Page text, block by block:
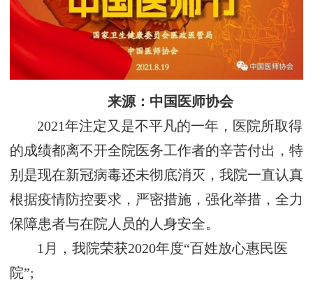
来源：中国医师协会
2021年注定又是不平凡的一年，医院所取得
的成绩都离不开全院医务工作者的辛苦付出，特
别是现在新冠病毒还未彻底消灭，我院一直认真
根据疫情防控要求，严密措施，强化举措，全力
保障患者与在院人员的人身安全。
1月，我院荣获2020年度“百姓放心惠民医
院”;